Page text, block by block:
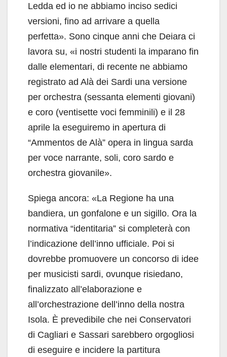
Ledda ed io ne abbiamo inciso sedici
versioni, fino ad arrivare a quella
perfetta». Sono cinque anni che Deiara ci
lavora su, «i nostri studenti la imparano fin
dalle elementari, di recente ne abbiamo
registrato ad Alà dei Sardi una versione
per orchestra (sessanta elementi giovani)
e coro (ventisette voci femminili) e il 28
aprile la eseguiremo in apertura di
“Ammentos de Alà” opera in lingua sarda
per voce narrante, soli, coro sardo e
orchestra giovanile».
Spiega ancora: «La Regione ha una
bandiera, un gonfalone e un sigillo. Ora la
normativa “identitaria” si completerà con
l’indicazione dell’inno ufficiale. Poi si
dovrebbe promuovere un concorso di idee
per musicisti sardi, ovunque risiedano,
finalizzato all’elaborazione e
all’orchestrazione dell’inno della nostra
Isola. È prevedibile che nei Conservatori
di Cagliari e Sassari sarebbero orgogliosi
di eseguire e incidere la partitura